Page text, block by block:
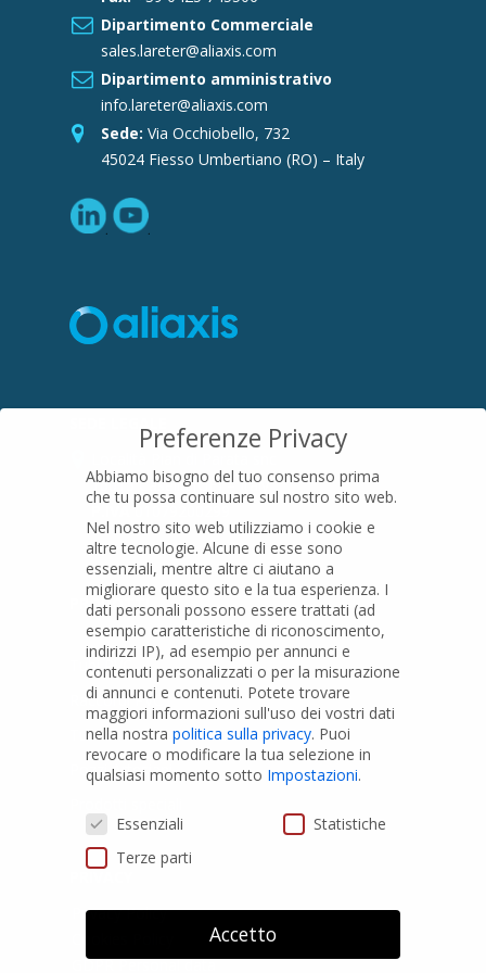
Dipartimento Commerciale
sales.lareter@aliaxis.com
Dipartimento amministrativo
info.lareter@aliaxis.com
Sede: Via Occhiobello, 732
45024 Fiesso Umbertiano (RO) – Italy
16015 Casella (GE) – Italy
01079200299
PRODOTTI
Tubi PVC
Raccordi PVC
Tubi e Raccordi in PVC-A
Pozzi Artesiani
Privacy Policy
GDPR Personal data
Preferenze Privacy
Abbiamo bisogno del tuo consenso prima
che tu possa continuare sul nostro sito web.
Nel nostro sito web utilizziamo i cookie e
altre tecnologie. Alcune di esse sono
essenziali, mentre altre ci aiutano a
migliorare questo sito e la tua esperienza. I
dati personali possono essere trattati (ad
esempio caratteristiche di riconoscimento,
indirizzi IP), ad esempio per annunci e
contenuti personalizzati o per la misurazione
di annunci e contenuti. Potete trovare
maggiori informazioni sull'uso dei vostri dati
nella nostra politica sulla privacy. Puoi
revocare o modificare la tua selezione in
qualsiasi momento sotto Impostazioni.
Preferenze Privacy
Essenziali
Statistiche
Terze parti
Accetto